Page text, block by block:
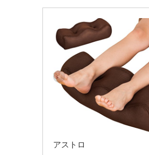
アストロ